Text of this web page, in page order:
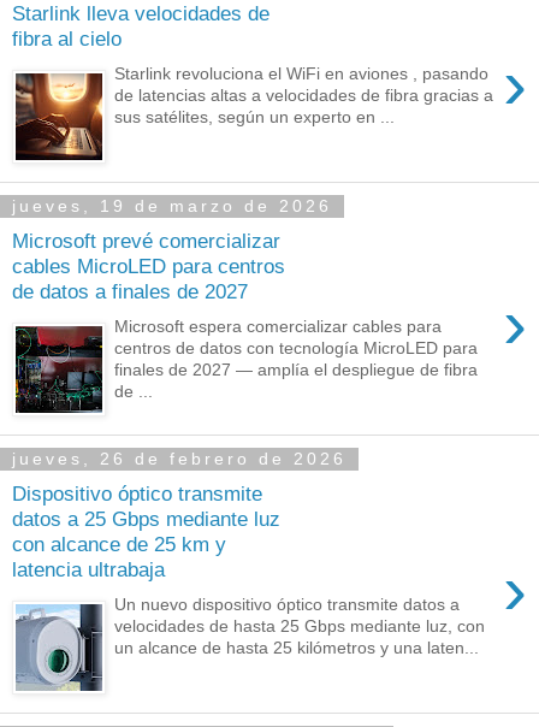
Starlink lleva velocidades de
fibra al cielo
›
Starlink revoluciona el WiFi en aviones , pasando
de latencias altas a velocidades de fibra gracias a
sus satélites, según un experto en ...
jueves, 19 de marzo de 2026
Microsoft prevé comercializar
cables MicroLED para centros
de datos a finales de 2027
›
Microsoft espera comercializar cables para
centros de datos con tecnología MicroLED para
finales de 2027 — amplía el despliegue de fibra
de ...
jueves, 26 de febrero de 2026
Dispositivo óptico transmite
datos a 25 Gbps mediante luz
con alcance de 25 km y
latencia ultrabaja
›
Un nuevo dispositivo óptico transmite datos a
velocidades de hasta 25 Gbps mediante luz, con
un alcance de hasta 25 kilómetros y una laten...